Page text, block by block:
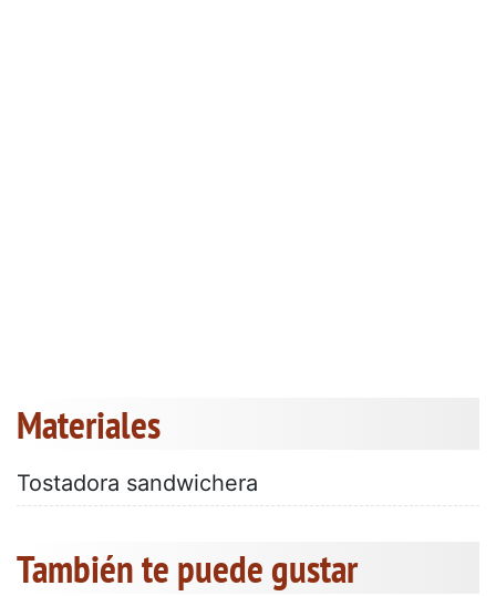
Materiales
Tostadora sandwichera
También te puede gustar